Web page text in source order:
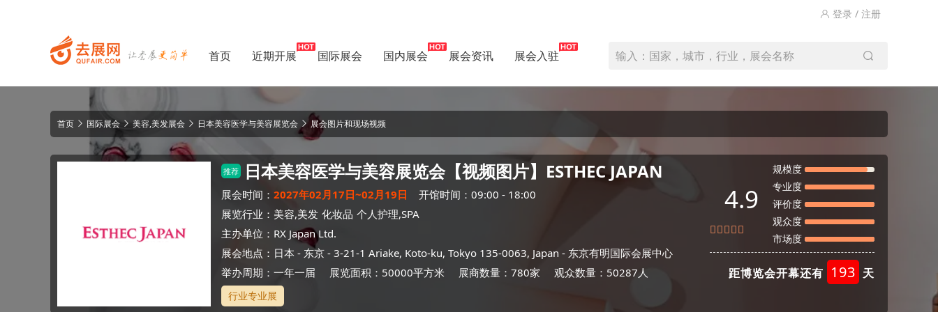
登录 / 注册
首页 近期开展 国际展会 国内展会 展会资讯 展会入驻 输入：国家，城市，行业，展会名称
首页 国际展会 美容,美发展会 日本美容医学与美容展览会 展会图片和现场视频
推荐 日本美容医学与美容展览会【视频图片】 ESTHEC JAPAN
展会时间： 2027年02月17日~02月19日
开馆时间：09:00 - 18:00
展览行业： 美容,美发 化妆品 个人护理,SPA
主办单位： RX Japan Ltd.
展会地点： 日本 - 东京 - 3-21-1 Ariake, Koto-ku, Tokyo 135-0063, Japan - 东京有明国际会展中心
举办周期：一年一届
展览面积：50000平方米 展商数量：780家 观众数量：50287人
行业专业展
4.9
规模度
专业度
评价度
观众度
市场度
距博览会开幕还有 193 天